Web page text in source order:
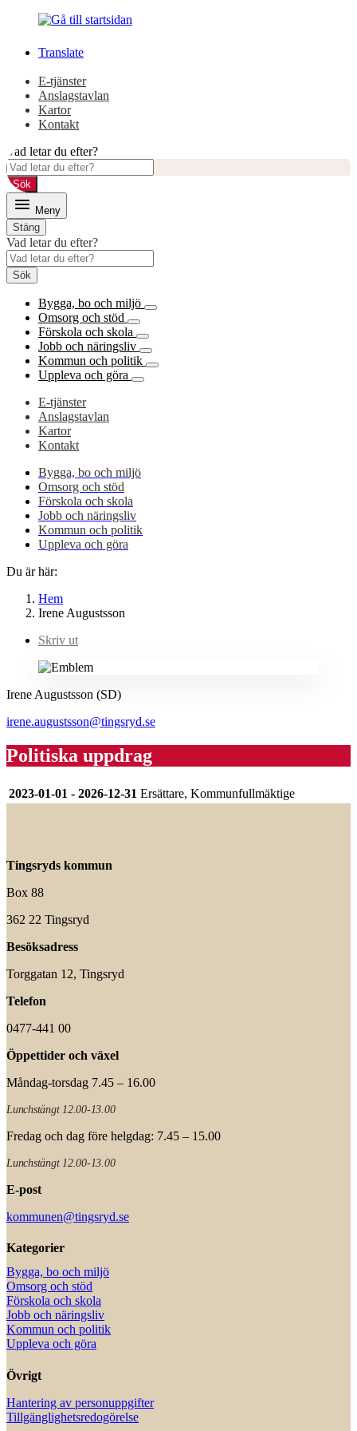
innehåll
huvudmeny
Translate
E-tjänster
Anslagstavlan
Kartor
Kontakt
Vad letar du efter?
Sök
Meny
Stäng
Vad letar du efter?
Sök
Bygga, bo och miljö
Omsorg och stöd
Förskola och skola
Jobb och näringsliv
Kommun och politik
Uppleva och göra
E-tjänster
Anslagstavlan
Kartor
Kontakt
Bygga, bo och miljö
Omsorg och stöd
Förskola och skola
Jobb och näringsliv
Kommun och politik
Uppleva och göra
Du är här:
Hem
Irene Augustsson
Skriv ut
Irene Augustsson (SD)
irene.augustsson@tingsryd.se
Politiska uppdrag
2023-01-01 - 2026-12-31 Ersättare, Kommunfullmäktige
Tingsryds kommun
Box 88
362 22 Tingsryd
Besöksadress
Torggatan 12, Tingsryd
Telefon
0477-441 00
Öppettider och växel
Måndag-torsdag 7.45 – 16.00
Lunchstängt 12.00-13.00
Fredag och dag före helgdag: 7.45 – 15.00
Lunchstängt 12.00-13.00
E-post
kommunen@tingsryd.se
Kategorier
Bygga, bo och miljö
Omsorg och stöd
Förskola och skola
Jobb och näringsliv
Kommun och politik
Uppleva och göra
Övrigt
Hantering av personuppgifter
Tillgänglighetsredogörelse